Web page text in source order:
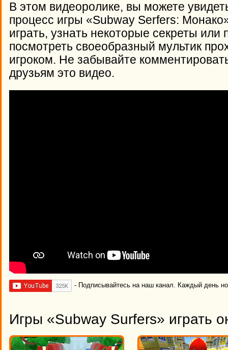
В этом видеоролике, вы можете
процесс игры «Subway Serfers:
играть, узнать некоторые секреты или
посмотреть своеобразный мультик
игроком. Не забывайте
друзьям это видео.
- Подписывайтесь на наш канал. Каждый день
Игры «Subway Surfers» играть